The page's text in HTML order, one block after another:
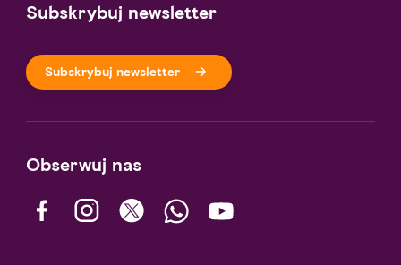
Subskrybuj newsletter
Subskrybuj newsletter
Obserwuj nas